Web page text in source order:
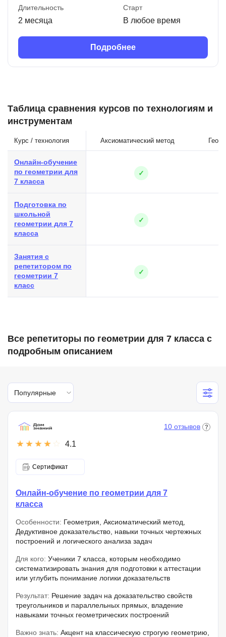
Длительность
2 месяца
Старт
В любое время
Подробнее
Таблица сравнения курсов по технологиям и
инструментам
Курс / технология Аксиоматический метод
Онлайн-обучение
по геометрии для
7 класса
✓
Подготовка по
школьной
геометрии для 7
класса
✓
Занятия с
репетитором по
геометрии 7
класс
✓
Все репетиторы по геометрии для 7 класса с
подробным описанием
Популярные
4.1
10 отзывов
Сертификат
Онлайн-обучение по геометрии для 7
класса
Особенности: Геометрия, Аксиоматический метод,
Дедуктивное доказательство, навыки точных чертежных
построений и логического анализа задач
Для кого: Ученики 7 класса, которым необходимо
систематизировать знания для подготовки к аттестации
или углубить понимание логики доказательств
Результат: Решение задач на доказательство свойств
треугольников и параллельных прямых, владение
навыками точных геометрических построений
Важно знать: Акцент на классическую строгую геометрию,